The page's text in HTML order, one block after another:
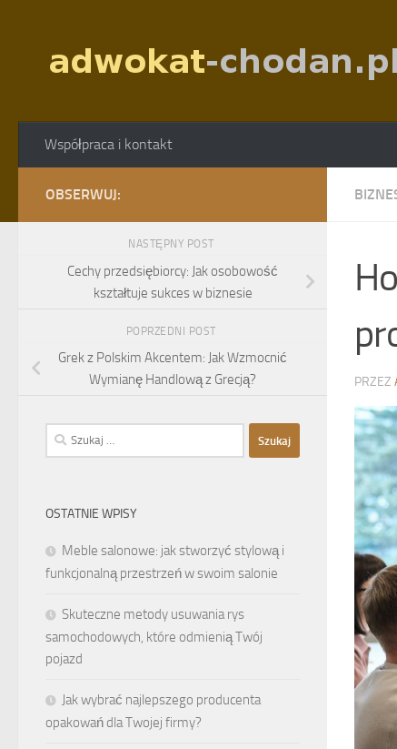
Współpraca i kontakt
PRZEZ
OBSERWUJ:
NASTĘPNY POST
Cechy przedsiębiorcy: Jak osobowość
kształtuje sukces w biznesie
POPRZEDNI POST
Grek z Polskim Akcentem: Jak Wzmocnić
Wymianę Handlową z Grecją?
Szukaj:
OSTATNIE WPISY
Meble salonowe: jak stworzyć stylową i
funkcjonalną przestrzeń w swoim salonie
Skuteczne metody usuwania rys
samochodowych, które odmienią Twój
pojazd
Jak wybrać najlepszego producenta
opakowań dla Twojej firmy?